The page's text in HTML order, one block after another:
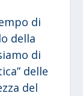
di
della
di
delle
del